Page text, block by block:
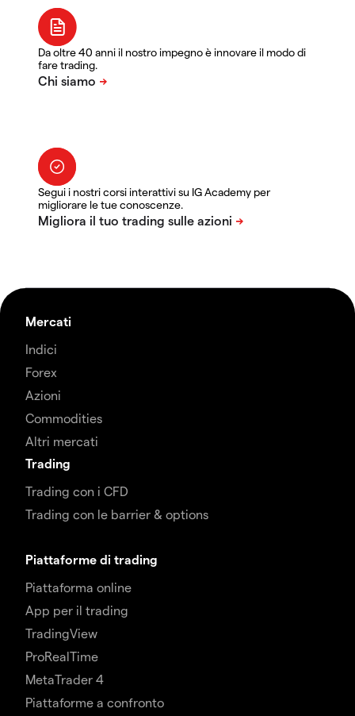
Da oltre 40 anni il nostro impegno è innovare il modo di
fare trading.
Segui i nostri corsi interattivi su IG Academy per
migliorare le tue conoscenze.
Mercati
Indici
Forex
Azioni
Commodities
Altri mercati
Trading
Trading con i CFD
Trading con le barrier & options
Piattaforme di trading
Piattaforma online
App per il trading
TradingView
ProRealTime
MetaTrader 4
Piattaforme a confronto